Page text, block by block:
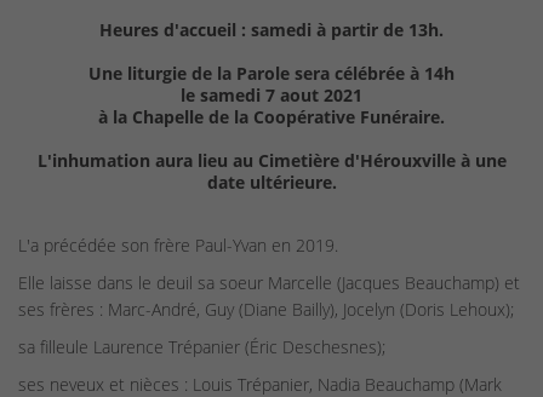
Heures d'accueil : samedi à partir de 13h.
Une liturgie de la Parole sera célébrée à 14h
le samedi 7 aout 2021
à la Chapelle de la Coopérative Funéraire.
L'inhumation aura lieu au Cimetière d'Hérouxville à une
date ultérieure.
L'a précédée son frère Paul-Yvan en 2019.
Elle laisse dans le deuil sa soeur Marcelle (Jacques Beauchamp) et
ses frères : Marc-André, Guy (Diane Bailly), Jocelyn (Doris Lehoux);
sa filleule Laurence Trépanier (Éric Deschesnes);
ses neveux et nièces : Louis Trépanier, Nadia Beauchamp (Mark